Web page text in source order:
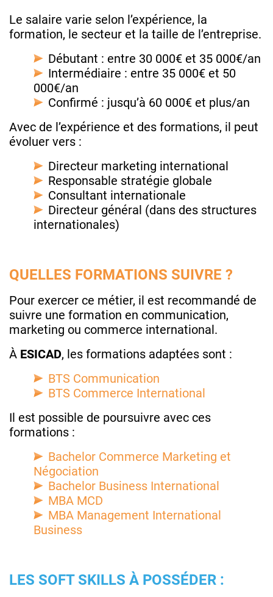
Le salaire varie selon l’expérience, la
formation, le secteur et la taille de l’entreprise.
Débutant : entre 30 000€ et 35 000€/an
Intermédiaire : entre 35 000€ et 50
000€/an
Confirmé : jusqu’à 60 000€ et plus/an
Avec de l’expérience et des formations, il peut
évoluer vers :
Directeur marketing international
Responsable stratégie globale
Consultant internationale
Directeur général (dans des structures
internationales)
QUELLES FORMATIONS SUIVRE ?
Pour exercer ce métier, il est recommandé de
suivre une formation en communication,
marketing ou commerce international.
À ESICAD, les formations adaptées sont :
BTS Communication
BTS Commerce International
Il est possible de poursuivre avec ces
formations :
Bachelor Commerce Marketing et
Négociation
Bachelor Business International
MBA MCD
MBA Management International
Business
LES SOFT SKILLS À POSSÉDER :